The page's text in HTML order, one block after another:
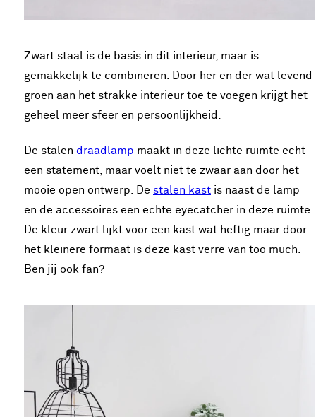
Zwart staal is de basis in dit interieur, maar is
gemakkelijk te combineren. Door her en der wat levend
groen aan het strakke interieur toe te voegen krijgt het
geheel meer sfeer en persoonlijkheid.
De stalen draadlamp maakt in deze lichte ruimte echt
een statement, maar voelt niet te zwaar aan door het
mooie open ontwerp. De stalen kast is naast de lamp
en de accessoires een echte eyecatcher in deze ruimte.
De kleur zwart lijkt voor een kast wat heftig maar door
het kleinere formaat is deze kast verre van too much.
Ben jij ook fan?